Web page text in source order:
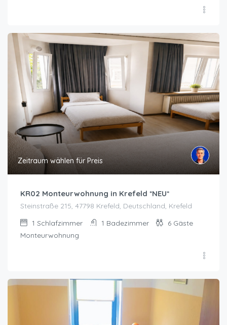
Zeitraum wählen für Preis
KR02 Monteurwohnung in Krefeld *NEU*
Steinstraße 215, 47798 Krefeld, Deutschland, Krefeld
1 Schlafzimmer 1 Badezimmer 6 Gäste
Monteurwohnung